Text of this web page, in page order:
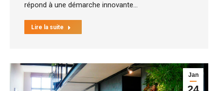
répond à une démarche innovante…
Lire la suite
Jan